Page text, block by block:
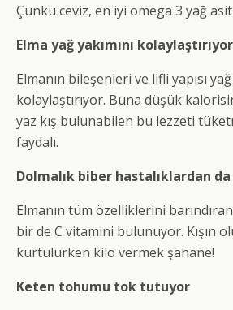
Çünkü ceviz, en iyi omega 3 yağ
Elma yağ yakımını kolaylaştırıyor
Elmanın bileşenleri ve lifli yapısı yağ
kolaylaştırıyor. Buna düşük
yaz kış bulunabilen bu lezzeti
faydalı.
Dolmalık biber hastalıklardan
Elmanın tüm özelliklerini
bir de C vitamini bulunuyor. Kışın
kurtulurken kilo vermek şahane!
Keten tohumu tok tutuyor